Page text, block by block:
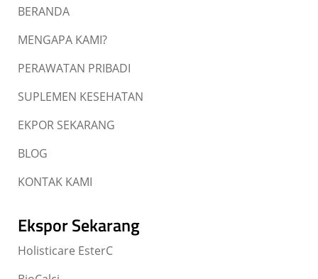
BERANDA
MENGAPA KAMI?
PERAWATAN PRIBADI
SUPLEMEN KESEHATAN
EKPOR SEKARANG
BLOG
KONTAK KAMI
Ekspor Sekarang
Holisticare EsterC